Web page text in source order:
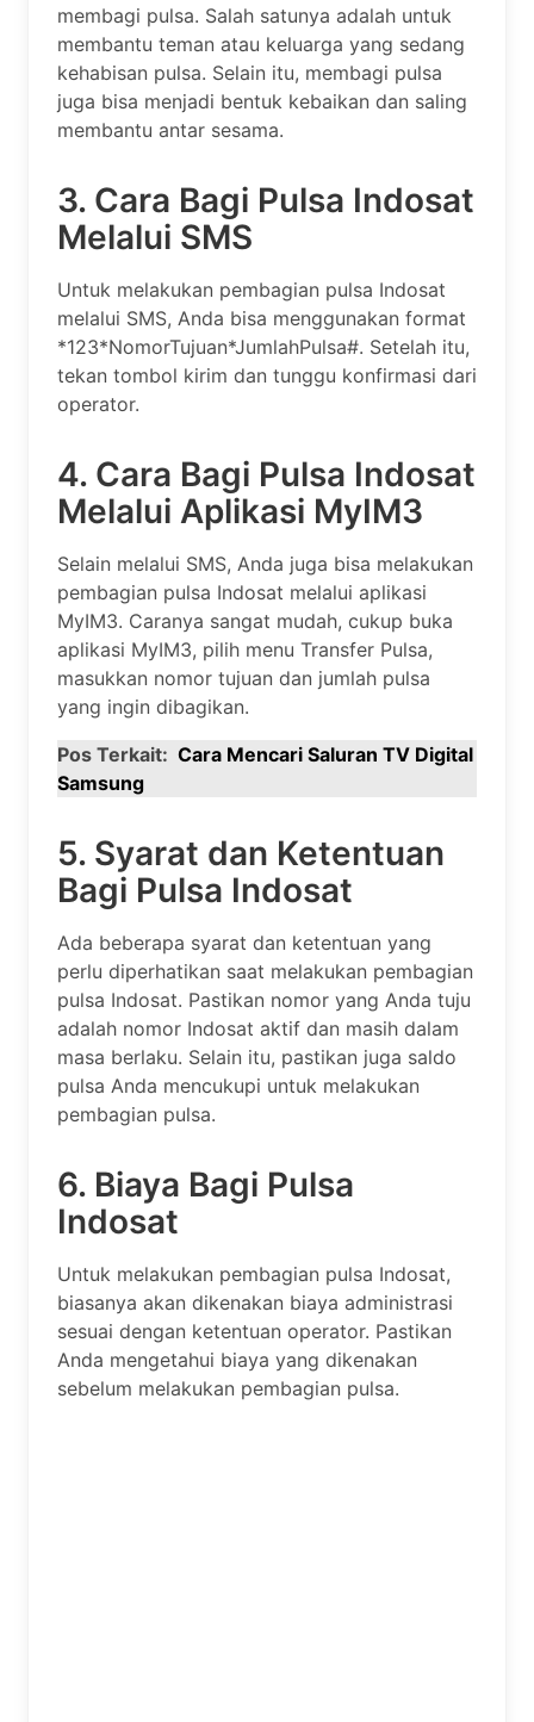
membagi pulsa. Salah satunya adalah untuk
membantu teman atau keluarga yang sedang
kehabisan pulsa. Selain itu, membagi pulsa
juga bisa menjadi bentuk kebaikan dan saling
membantu antar sesama.
3. Cara Bagi Pulsa Indosat
Melalui SMS
Untuk melakukan pembagian pulsa Indosat
melalui SMS, Anda bisa menggunakan format
*123*NomorTujuan*JumlahPulsa#. Setelah itu,
tekan tombol kirim dan tunggu konfirmasi dari
operator.
4. Cara Bagi Pulsa Indosat
Melalui Aplikasi MyIM3
Selain melalui SMS, Anda juga bisa melakukan
pembagian pulsa Indosat melalui aplikasi
MyIM3. Caranya sangat mudah, cukup buka
aplikasi MyIM3, pilih menu Transfer Pulsa,
masukkan nomor tujuan dan jumlah pulsa
yang ingin dibagikan.
Pos Terkait: Cara Mencari Saluran TV Digital
Samsung
5. Syarat dan Ketentuan
Bagi Pulsa Indosat
Ada beberapa syarat dan ketentuan yang
perlu diperhatikan saat melakukan pembagian
pulsa Indosat. Pastikan nomor yang Anda tuju
adalah nomor Indosat aktif dan masih dalam
masa berlaku. Selain itu, pastikan juga saldo
pulsa Anda mencukupi untuk melakukan
pembagian pulsa.
6. Biaya Bagi Pulsa
Indosat
Untuk melakukan pembagian pulsa Indosat,
biasanya akan dikenakan biaya administrasi
sesuai dengan ketentuan operator. Pastikan
Anda mengetahui biaya yang dikenakan
sebelum melakukan pembagian pulsa.